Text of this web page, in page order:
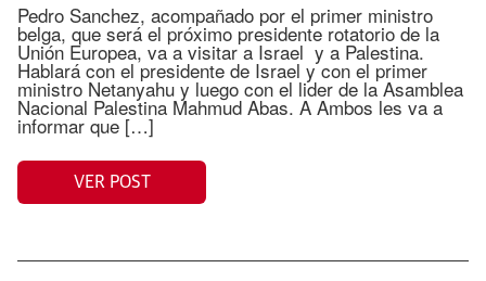
Pedro Sanchez, acompañado por el primer ministro
belga, que será el próximo presidente rotatorio de la
Unión Europea, va a visitar a Israel y a Palestina.
Hablará con el presidente de Israel y con el primer
ministro Netanyahu y luego con el lider de la Asamblea
Nacional Palestina Mahmud Abas. A Ambos les va a
informar que […]
VER POST